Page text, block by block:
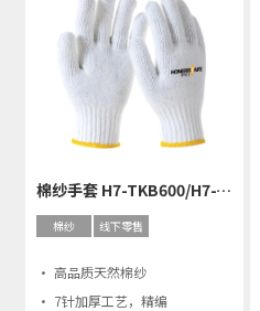
棉纱手套 H7-TKB600/H7-TKB750
棉纱 线下零售
· 高品质天然棉纱
· 7针加厚工艺，精编